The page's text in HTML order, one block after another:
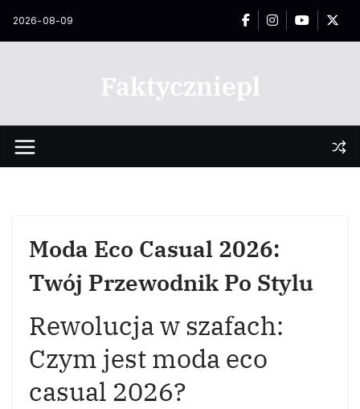
2026-08-09
Faktyczniepl
Moda Eco Casual 2026:
Twój Przewodnik Po Stylu
Rewolucja w szafach:
Czym jest moda eco
casual 2026?